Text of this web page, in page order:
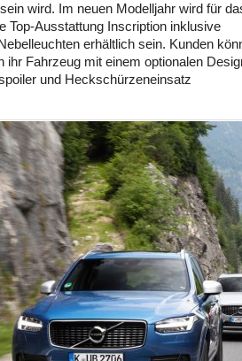
wird. Im neuen Modelljahr wird für
Top-Ausstattung Inscription inklusive
erhältlich sein. Kunden
ihr Fahrzeug mit einem optionalen
und Heckschürzeneinsatz